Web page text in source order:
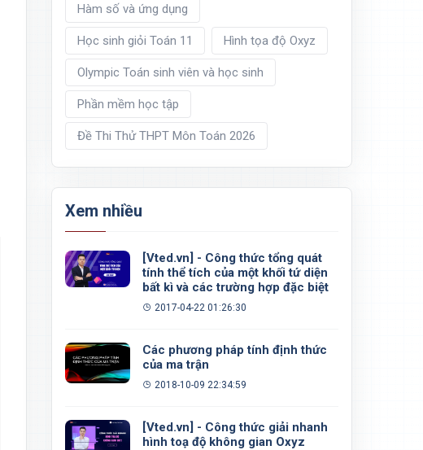
Hàm số và ứng dụng
Học sinh giỏi Toán 11 Hình tọa độ Oxyz
Olympic Toán sinh viên và học sinh
Phần mềm học tập
Đề Thi Thử THPT Môn Toán 2026
Xem nhiều
[Vted.vn] - Công thức tổng quát
tính thể tích của một khối tứ diện
bất kì và các trường hợp đặc biệt
2017-04-22 01:26:30
Các phương pháp tính định thức
của ma trận
2018-10-09 22:34:59
[Vted.vn] - Công thức giải nhanh
hình toạ độ không gian Oxyz